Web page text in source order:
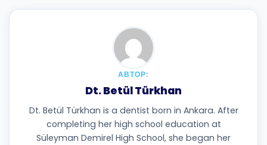
АВТОР:
Dt. Betül Türkhan
Dt. Betül Türkhan is a dentist born in Ankara. After
completing her high school education at
Süleyman Demirel High School, she began her